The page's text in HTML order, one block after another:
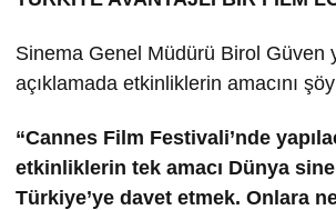
Sinema Genel Müdürü Birol Güven
açıklamada etkinliklerin amacını
“Cannes Film Festivali’nde
etkinliklerin tek amacı Dünya
Türkiye’ye davet etmek. Onlara